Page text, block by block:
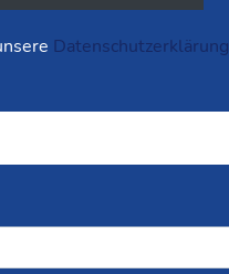
Datenschutzerklärung